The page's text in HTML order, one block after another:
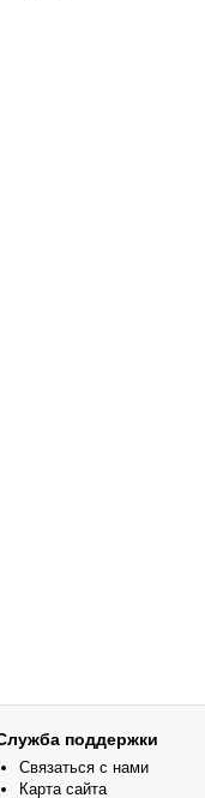
поддержки
Связаться с нами
Карта сайта